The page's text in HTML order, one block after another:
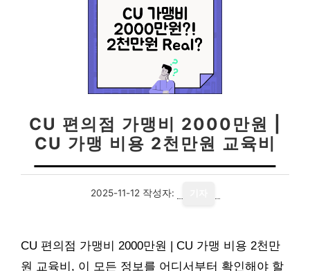
CU 편의점 가맹비 2000만원 |
CU 가맹 비용 2천만원 교육비
2025-11-12 작성자:
CU 편의점 가맹비 2000만원 | CU 가맹 비용 2천만
원 교육비, 이 모든 정보를 어디서부터 확인해야 할